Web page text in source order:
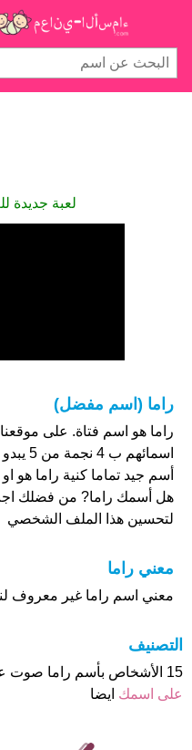
لعبة جديدة
راما (اسم مفضل)
أسم جيد تماما كنية راما هو
هل أسمك راما? من فضلك
لتحسين هذا الملف الشخصي
معني راما
معني اسم راما غير معروف
التصنيف
15 الأشخاص بأسم راما صوت على اسمائهم . من فضلك
على اسمك ايضا